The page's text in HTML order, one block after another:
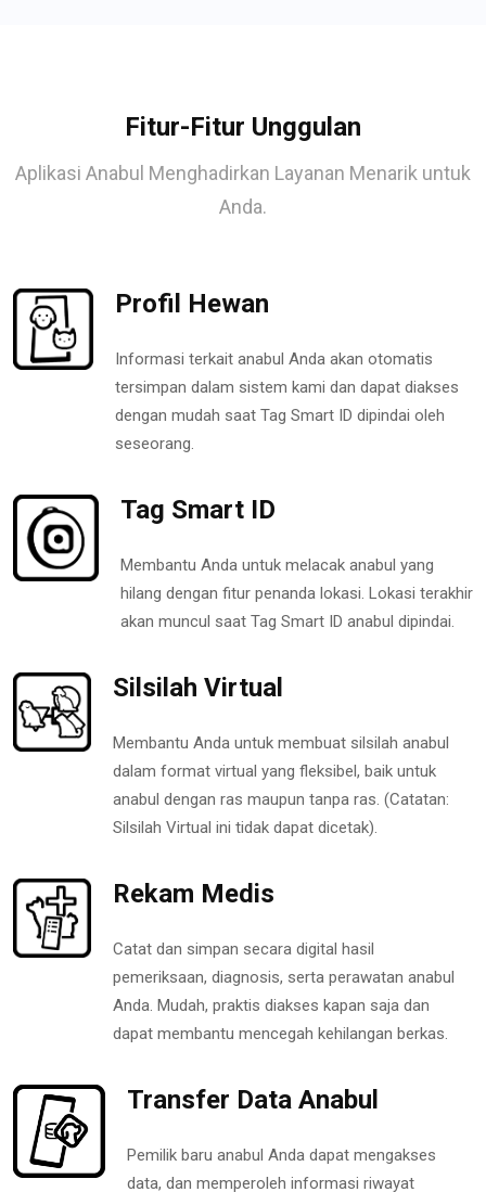
Fitur-Fitur Unggulan
Aplikasi Anabul Menghadirkan Layanan Menarik untuk
Anda.
Profil Hewan
Informasi terkait anabul Anda akan otomatis
tersimpan dalam sistem kami dan dapat diakses
dengan mudah saat Tag Smart ID dipindai oleh
seseorang.
Tag Smart ID
Membantu Anda untuk melacak anabul yang
hilang dengan fitur penanda lokasi. Lokasi terakhir
akan muncul saat Tag Smart ID anabul dipindai.
Silsilah Virtual
Membantu Anda untuk membuat silsilah anabul
dalam format virtual yang fleksibel, baik untuk
anabul dengan ras maupun tanpa ras. (Catatan:
Silsilah Virtual ini tidak dapat dicetak).
Rekam Medis
Catat dan simpan secara digital hasil
pemeriksaan, diagnosis, serta perawatan anabul
Anda. Mudah, praktis diakses kapan saja dan
dapat membantu mencegah kehilangan berkas.
Transfer Data Anabul
Pemilik baru anabul Anda dapat mengakses
data, dan memperoleh informasi riwayat